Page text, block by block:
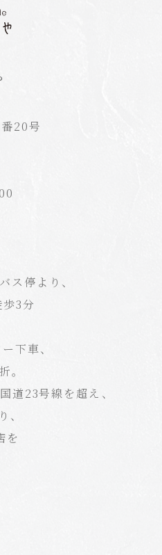
20号
ス停より、
3分
下車、
。
道23号線を超え、
、
を